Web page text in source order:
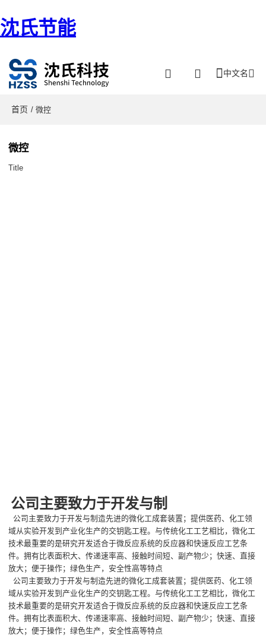
沈氏节能
中文名
首页 / 微控
微控
Title
公司主要致力于开发与制
公司主要致力于开发与制造先进的微化工成套装置；提供医药、化工领
域从实验开发到产业化生产的交钥匙工程。与传统化工工艺相比，微化工
技术最重要的是研究开发适合于微反应系统的反应器和快速反应工艺条
件。拥有比表面积大、传递速率高、接触时间短、副产物少；快速、直接
放大；便于操作；绿色生产，安全性高等特点
公司主要致力于开发与制造先进的微化工成套装置；提供医药、化工领
域从实验开发到产业化生产的交钥匙工程。与传统化工工艺相比，微化工
技术最重要的是研究开发适合于微反应系统的反应器和快速反应工艺条
件。拥有比表面积大、传递速率高、接触时间短、副产物少；快速、直接
放大；便于操作；绿色生产，安全性高等特点